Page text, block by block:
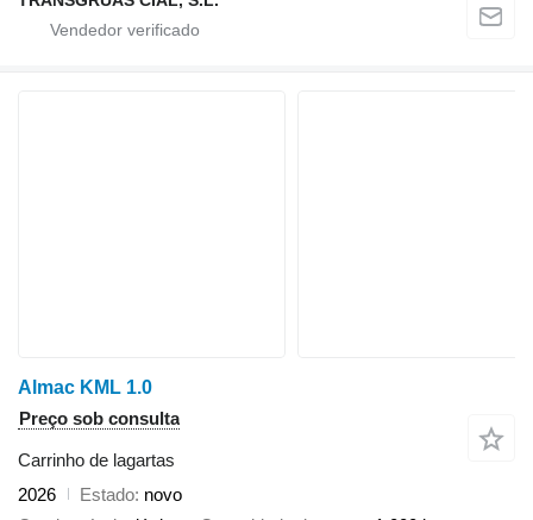
Almac KML 1.0
Preço sob consulta
Carrinho de lagartas
2026
Estado novo